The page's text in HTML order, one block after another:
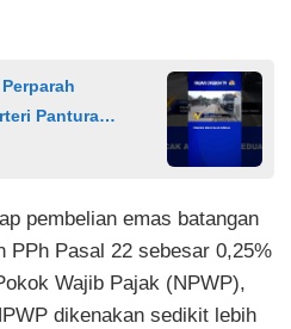
Pantura
pembelian emas batangan
PPh Pasal 22 sebesar 0,25%
Wajib Pajak (NPWP),
dikenakan sedikit lebih